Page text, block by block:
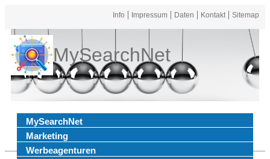
Info Impressum Daten Kontakt Sitemap
MySearchNet
MySearchNet
Marketing
Werbeagenturen